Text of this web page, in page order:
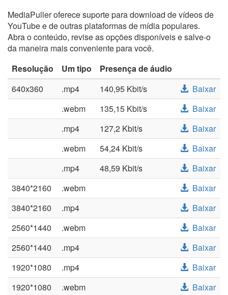
MediaPuller oferece suporte para download de vídeos de
YouTube e de outras plataformas de mídia populares.
Abra o conteúdo, revise as opções disponíveis e salve-o
da maneira mais conveniente para você.
Resolução
Um tipo
Presença de áudio
640x360
.mp4 140,95 Kbit/s
Baixar
.webm
135,15 Kbit/s
Baixar
.mp4
127,2 Kbit/s
Baixar
.webm
54,24 Kbit/s
Baixar
.mp4
48,59 Kbit/s
Baixar
3840*2160
.webm
Baixar
3840*2160
.mp4
Baixar
2560*1440
.webm
Baixar
2560*1440
.mp4
Baixar
1920*1080
.mp4
Baixar
1920*1080
.webm
Baixar